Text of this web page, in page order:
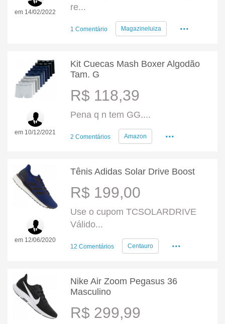
em 14/02/2022
re...
1 Comentário Magazineluiza ...
em 10/12/2021
Kit Cuecas Mash Boxer Algodão
Tam. G
R$ 118,39
Pena q n tem GG....
2 Comentários Amazon ...
em 12/06/2020
Tênis Adidas Solar Drive Boost
R$ 199,00
Use o cupom TCSOLARDRIVE
Válido...
12 Comentários Centauro ...
Nike Air Zoom Pegasus 36
Masculino
R$ 299,99